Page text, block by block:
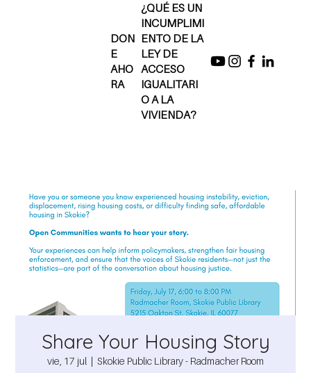
DON
E
AHO
RA
¿QUÉ ES UN
INCUMPLIMI
ENTO DE LA
LEY DE
ACCESO
IGUALITARI
O A LA
VIVIENDA?
Share Your Housing Story
vie, 17 jul
  |
Skokie Public Library - Radmacher Room